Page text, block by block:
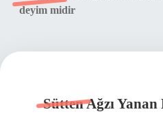
Yasal Uyarı
deyim midir
Sütten Ağzı